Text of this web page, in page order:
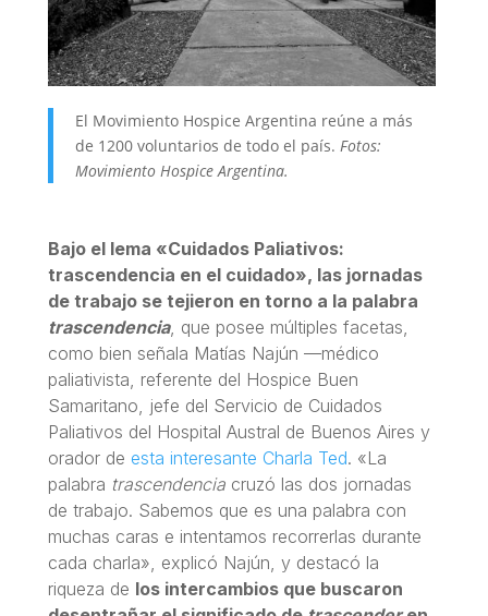
El Movimiento Hospice Argentina reúne a más
de 1200 voluntarios de todo el país. Fotos:
Movimiento Hospice Argentina.
Bajo el lema «Cuidados Paliativos:
trascendencia en el cuidado», las jornadas
de trabajo se tejieron en torno a la palabra
trascendencia, que posee múltiples facetas,
como bien señala Matías Najún —médico
paliativista, referente del Hospice Buen
Samaritano, jefe del Servicio de Cuidados
Paliativos del Hospital Austral de Buenos Aires y
orador de esta interesante Charla Ted. «La
palabra trascendencia cruzó las dos jornadas
de trabajo. Sabemos que es una palabra con
muchas caras e intentamos recorrerlas durante
cada charla», explicó Najún, y destacó la
riqueza de los intercambios que buscaron